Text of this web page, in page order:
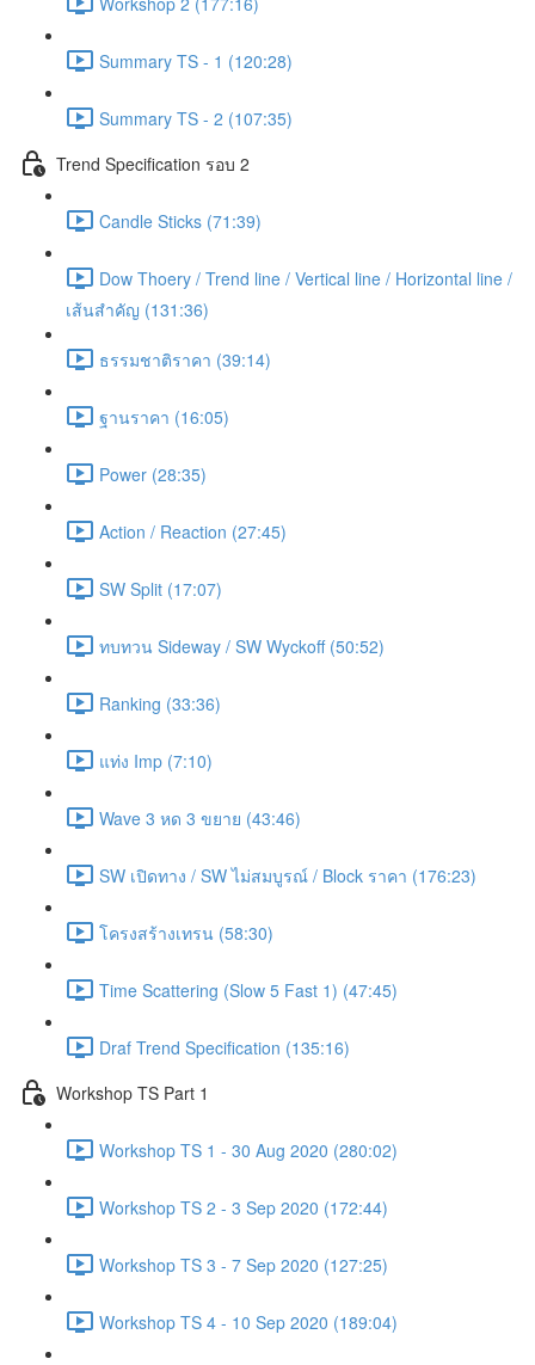
Summary TS - 1 (120:28)
Summary TS - 2 (107:35)
Trend Specification รอบ 2
Candle Sticks (71:39)
Dow Thoery / Trend line / Vertical line / Horizontal line /
เส้นสำคัญ (131:36)
ธรรมชาติราคา (39:14)
ฐานราคา (16:05)
Power (28:35)
Action / Reaction (27:45)
SW Split (17:07)
ทบทวน Sideway / SW Wyckoff (50:52)
Ranking (33:36)
แท่ง Imp (7:10)
Wave 3 หด 3 ขยาย (43:46)
SW เปิดทาง / SW ไม่สมบูรณ์ / Block ราคา (176:23)
โครงสร้างเทรน (58:30)
Time Scattering (Slow 5 Fast 1) (47:45)
Draf Trend Specification (135:16)
Workshop TS Part 1
Workshop TS 1 - 30 Aug 2020 (280:02)
Workshop TS 2 - 3 Sep 2020 (172:44)
Workshop TS 3 - 7 Sep 2020 (127:25)
Workshop TS 4 - 10 Sep 2020 (189:04)